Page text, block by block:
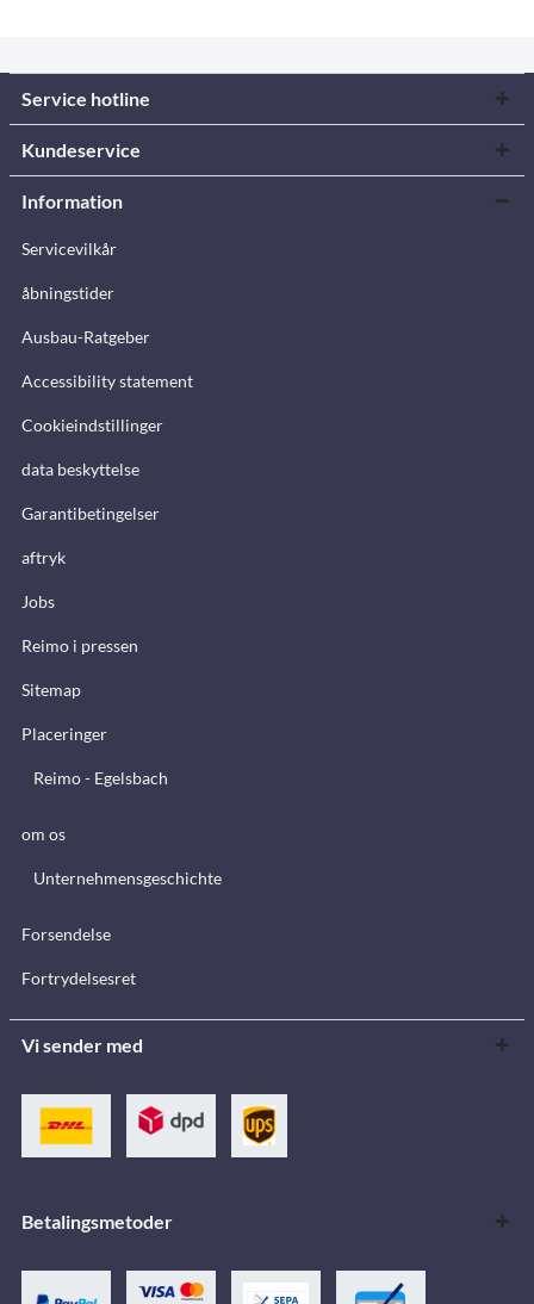
Service hotline
Kundeservice
Information
Servicevilkår
åbningstider
Ausbau-Ratgeber
Accessibility statement
Cookieindstillinger
data beskyttelse
Garantibetingelser
aftryk
Jobs
Reimo i pressen
Sitemap
Placeringer
Reimo - Egelsbach
om os
Unternehmensgeschichte
Forsendelse
Fortrydelsesret
Vi sender med
Betalingsmetoder